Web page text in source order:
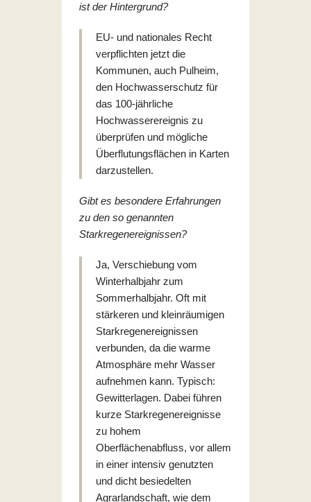
ist der Hintergrund?
EU- und nationales Recht
verpflichten jetzt die
Kommunen, auch Pulheim,
den Hochwasserschutz für
das 100-jährliche
Hochwasserereignis zu
überprüfen und mögliche
Überflutungsflächen in Karten
darzustellen.
Gibt es besondere Erfahrungen
zu den so genannten
Starkregenereignissen?
Ja, Verschiebung vom
Winterhalbjahr zum
Sommerhalbjahr. Oft mit
stärkeren und kleinräumigen
Starkregenereignissen
verbunden, da die warme
Atmosphäre mehr Wasser
aufnehmen kann. Typisch:
Gewitterlagen. Dabei führen
kurze Starkregenereignisse
zu hohem
Oberflächenabfluss, vor allem
in einer intensiv genutzten
und dicht besiedelten
Agrarlandschaft, wie dem